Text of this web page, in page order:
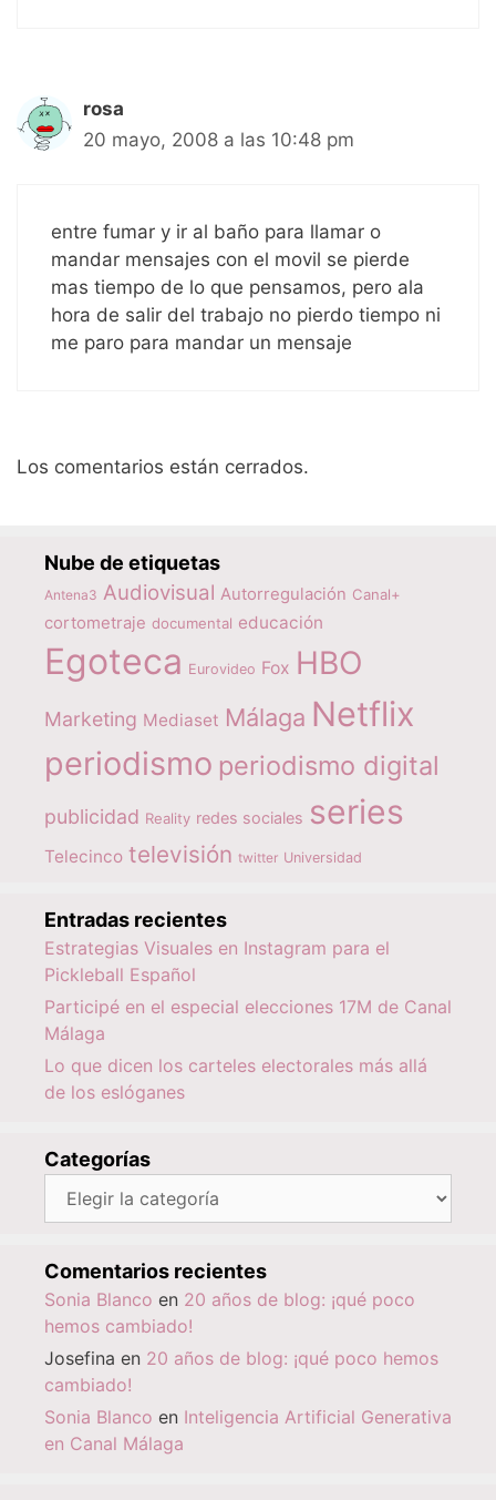
rosa
20 mayo, 2008 a las 10:48 pm
entre fumar y ir al baño para llamar o
mandar mensajes con el movil se pierde
mas tiempo de lo que pensamos, pero ala
hora de salir del trabajo no pierdo tiempo ni
me paro para mandar un mensaje
Los comentarios están cerrados.
Nube de etiquetas
Antena3 Audiovisual Autorregulación Canal+
cortometraje documental educación
Egoteca Eurovideo Fox HBO
Marketing Mediaset Málaga Netflix
periodismo periodismo digital
publicidad Reality redes sociales series
Telecinco televisión twitter Universidad
Entradas recientes
Estrategias Visuales en Instagram para el
Pickleball Español
Participé en el especial elecciones 17M de Canal
Málaga
Lo que dicen los carteles electorales más allá
de los eslóganes
Categorías
Categorías
Comentarios recientes
Sonia Blanco en 20 años de blog: ¡qué poco
hemos cambiado!
Josefina en 20 años de blog: ¡qué poco hemos
cambiado!
Sonia Blanco en Inteligencia Artificial Generativa
en Canal Málaga